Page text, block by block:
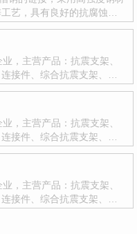
艺，具有良好的抗腐蚀抗
管材与槽钢之间的固定作
主体与管材接触面，极大
品稳定性更强。
，主营产品：抗震支架、
接件、综合抗震支架、抗
业为建筑机电工程中水、
的抗震支吊架、装配式成
化设计、生产制造、销售
安装指导为一体的一家现
是“以质量求生存、以信誉
”，严格按照标准和用户需
，主营产品：抗震支架、
接件、综合抗震支架、抗
，主营产品：抗震支架、
接件、综合抗震支架、抗